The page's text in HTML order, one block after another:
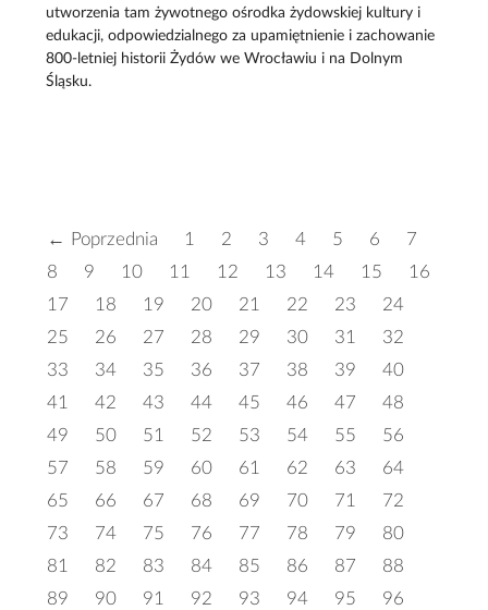
utworzenia tam żywotnego ośrodka żydowskiej kultury i
edukacji, odpowiedzialnego za upamiętnienie i zachowanie
800-letniej historii Żydów we Wrocławiu i na Dolnym
Śląsku.
← Poprzednia 1 2 3 4 5 6
7
8
9 10 11 12 13 14 15
16
17
18 19 20 21 22 23
24
25
26 27 28 29 30 31
32
33
34 35 36 37 38 39
40
41
42 43 44 45 46 47
48
49
50 51 52 53 54 55
56
57
58 59 60 61 62 63
64
65
66 67 68 69 70 71
72
73
74 75 76 77 78 79
80
81
82 83 84 85 86 87
88
89
90 91 92 93 94 95
96